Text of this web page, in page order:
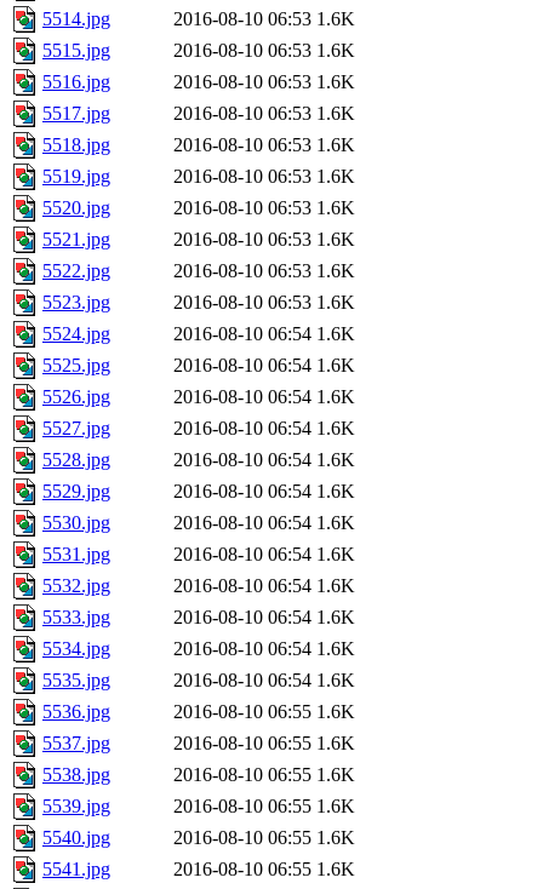
5514.jpg
2016-08-10 06:53 1.6K
5515.jpg
2016-08-10 06:53 1.6K
5516.jpg
2016-08-10 06:53 1.6K
5517.jpg
2016-08-10 06:53 1.6K
5518.jpg
2016-08-10 06:53 1.6K
5519.jpg
2016-08-10 06:53 1.6K
5520.jpg
2016-08-10 06:53 1.6K
5521.jpg
2016-08-10 06:53 1.6K
5522.jpg
2016-08-10 06:53 1.6K
5523.jpg
2016-08-10 06:53 1.6K
5524.jpg
2016-08-10 06:54 1.6K
5525.jpg
2016-08-10 06:54 1.6K
5526.jpg
2016-08-10 06:54 1.6K
5527.jpg
2016-08-10 06:54 1.6K
5528.jpg
2016-08-10 06:54 1.6K
5529.jpg
2016-08-10 06:54 1.6K
5530.jpg
2016-08-10 06:54 1.6K
5531.jpg
2016-08-10 06:54 1.6K
5532.jpg
2016-08-10 06:54 1.6K
5533.jpg
2016-08-10 06:54 1.6K
5534.jpg
2016-08-10 06:54 1.6K
5535.jpg
2016-08-10 06:54 1.6K
5536.jpg
2016-08-10 06:55 1.6K
5537.jpg
2016-08-10 06:55 1.6K
5538.jpg
2016-08-10 06:55 1.6K
5539.jpg
2016-08-10 06:55 1.6K
5540.jpg
2016-08-10 06:55 1.6K
5541.jpg
2016-08-10 06:55 1.6K